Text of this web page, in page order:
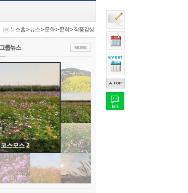
뉴스홈>뉴스>문화>문학>작품감상
코스모스 2